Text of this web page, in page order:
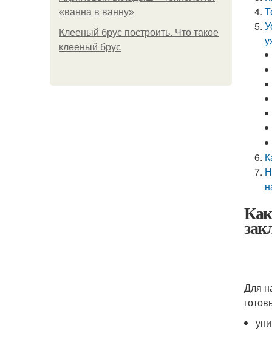
«ванна в ванну»
Клееный брус построить. Что такое
клееный брус
Для